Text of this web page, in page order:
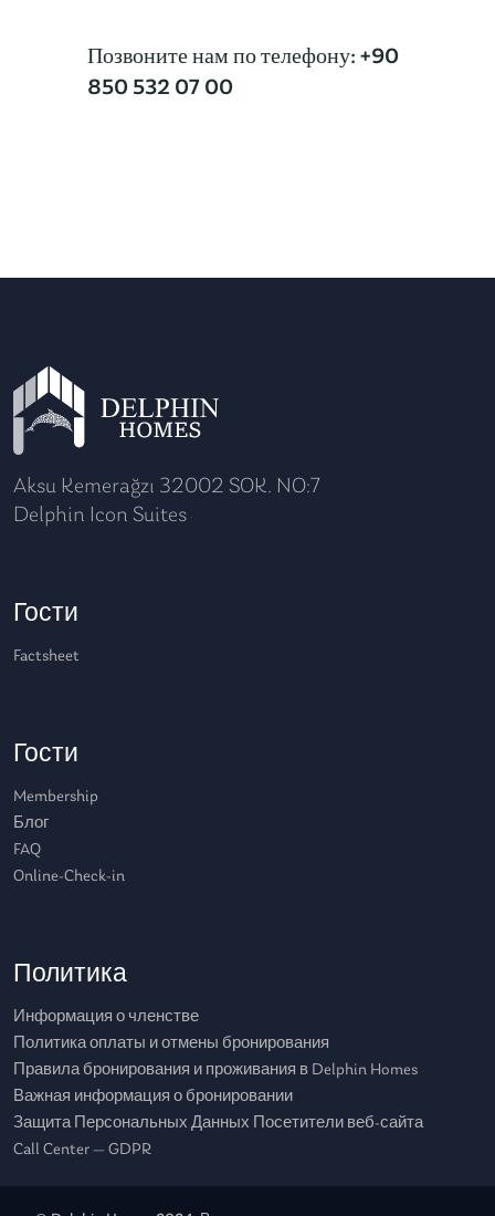
Позвоните нам по телефону: +90
850 532 07 00
Aksu Kemerağzı 32002 SOK. NO:7
Delphin Icon Suites
Гости
Factsheet
Гости
Membership
Блог
FAQ
Online-Check-in
Политика
Информация о членстве
Политика оплаты и отмены бронирования
Правила бронирования и проживания в Delphin Homes
Важная информация о бронировании
Защита Персональных Данных Посетители веб-сайта
Call Center — GDPR